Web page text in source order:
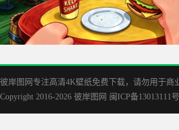
彼岸图网专注高清4K壁纸免费下载，请勿用于商
Copyright 2016-2026 彼岸图网 闽ICP备13013111